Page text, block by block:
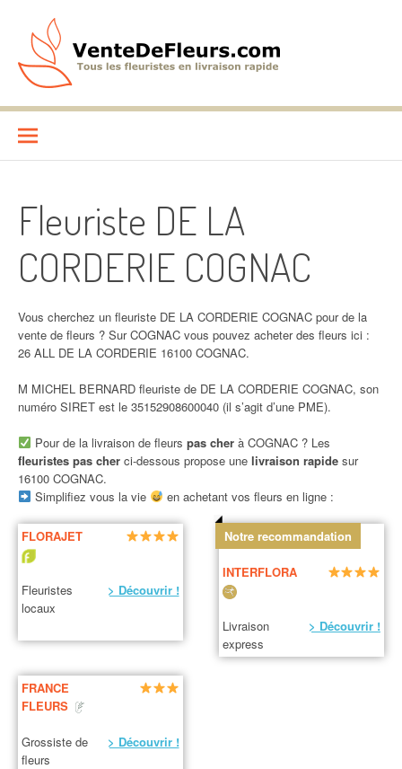
contenu
VenteDeFleurs.com
Fleuriste DE LA
CORDERIE COGNAC
Vous cherchez un fleuriste DE LA CORDERIE COGNAC pour de la
vente de fleurs ? Sur COGNAC vous pouvez acheter des fleurs ici :
26 ALL DE LA CORDERIE 16100 COGNAC.
M MICHEL BERNARD fleuriste de DE LA CORDERIE COGNAC, son
numéro SIRET est le 35152908600040 (il s’agit d’une PME).
Pour de la livraison de fleurs pas cherà COGNAC ? Les
fleuristes pas cher ci-dessous propose une livraison rapide sur
16100 COGNAC.
Simplifiez vous la vie
en achetant vos fleurs en ligne :
FLORAJET
Fleuristes
locaux
> Découvrir !
Notre recommandation
INTERFLORA
Livraison
express
> Découvrir !
FRANCE
FLEURS
Grossiste de
fleurs
> Découvrir !